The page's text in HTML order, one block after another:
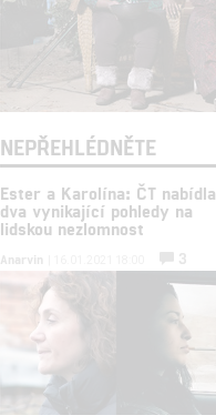
NEPŘEHLÉDNĚTE
Ester a Karolína: ČT nabídla
dva vynikající pohledy na
lidskou nezlomnost
Anarvin 3